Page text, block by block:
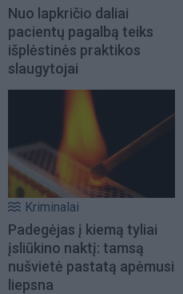
Nuo lapkričio daliai
pacientų pagalbą teiks
išplėstinės praktikos
slaugytojai
Kriminalai
Padegėjas į kiemą tyliai
įsliūkino naktį: tamsą
nušvietė pastatą apėmusi
liepsna